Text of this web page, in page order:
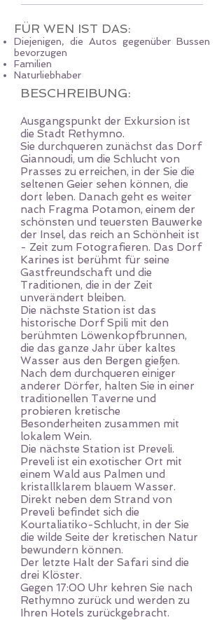
FÜR WEN IST DAS:
Diejenigen, die Autos gegenüber Bussen
bevorzugen
Familien
Naturliebhaber
BESCHREIBUNG:
Ausgangspunkt der Exkursion ist
die Stadt Rethymno.
Sie durchqueren zunächst das Dorf
Giannoudi, um die Schlucht von
Prasses zu erreichen, in der Sie die
seltenen Geier sehen können, die
dort leben. Danach geht es weiter
nach Fragma Potamon, einem der
schönsten und teuersten Bauwerke
der Insel, das reich an Schönheit ist
- Zeit zum Fotografieren. Das Dorf
Karines ist berühmt für seine
Gastfreundschaft und die
Traditionen, die in der Zeit
unverändert bleiben.
Die nächste Station ist das
historische Dorf Spili mit den
berühmten Löwenkopfbrunnen,
die das ganze Jahr über kaltes
Wasser aus den Bergen gießen.
Nach dem durchqueren einiger
anderer Dörfer, halten Sie in einer
traditionellen Taverne und
probieren kretische
Besonderheiten zusammen mit
lokalem Wein.
Die nächste Station ist Preveli.
Preveli ist ein exotischer Ort mit
einem Wald aus Palmen und
kristallklarem blauem Wasser.
Direkt neben dem Strand von
Preveli befindet sich die
Kourtaliatiko-Schlucht, in der Sie
die wilde Seite der kretischen Natur
bewundern können.
Der letzte Halt der Safari sind die
drei Klöster.
Gegen 17:00 Uhr kehren Sie nach
Rethymno zurück und werden zu
Ihren Hotels zurückgebracht.